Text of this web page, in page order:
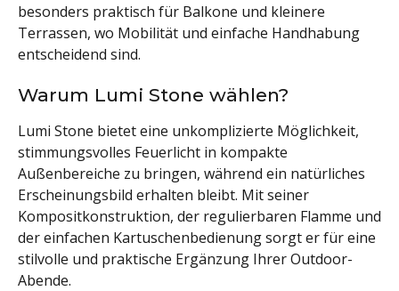
besonders praktisch für Balkone und kleinere
Terrassen, wo Mobilität und einfache Handhabung
entscheidend sind.
Warum Lumi Stone wählen?
Lumi Stone bietet eine unkomplizierte Möglichkeit,
stimmungsvolles Feuerlicht in kompakte
Außenbereiche zu bringen, während ein natürliches
Erscheinungsbild erhalten bleibt. Mit seiner
Kompositkonstruktion, der regulierbaren Flamme und
der einfachen Kartuschenbedienung sorgt er für eine
stilvolle und praktische Ergänzung Ihrer Outdoor-
Abende.